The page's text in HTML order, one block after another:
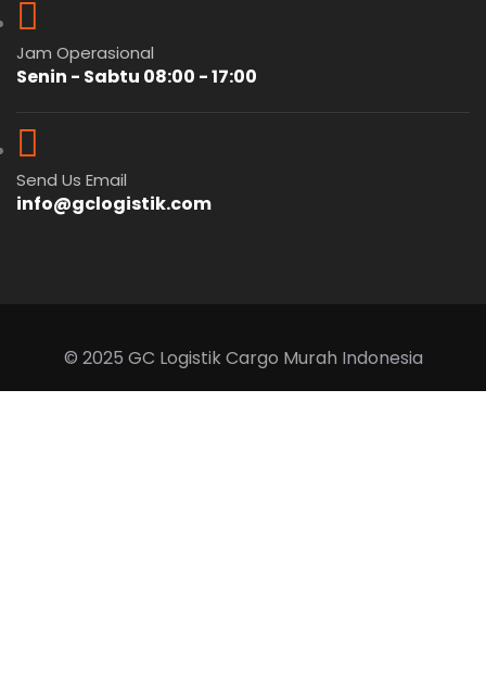
Jam Operasional
Senin - Sabtu 08:00 - 17:00
Send Us Email
info@gclogistik.com
© 2025 GC LogistikCargo Murah Indonesia